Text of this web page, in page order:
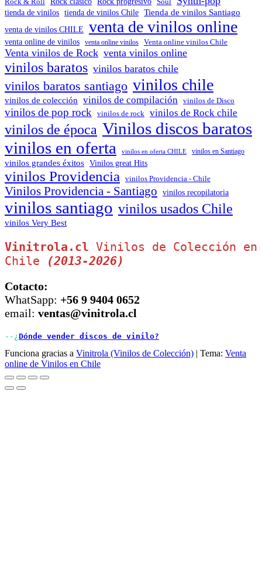
tienda de vinilos tienda de vinilos Chile Tienda de vinilos Santiago
venta de vinilos CHILE venta de vinilos online
venta online de vinilos venta online vinilos Venta online vinilos Chile
Venta vinilos de Rock venta vinilos online
vinilos baratos vinilos baratos chile
vinilos baratos santiago vinilos chile
vinilos de colección vinilos de compilación vinilos de Disco
vinilos de pop rock vinilos de rock vinilos de Rock chile
vinilos de época Vinilos discos baratos
vinilos en oferta
vinilos en oferta CHILE vinilos en Santiago
vinilos grandes éxitos Vinilos great Hits
vinilos Providencia vinilos Providencia - Chile
Vinilos Providencia - Santiago vinilos recopilatoria
vinilos santiago vinilos usados Chile
vinilos Very Best
Vinitrola.cl Vinilos de Colección en
Chile
(2013-2026)
Cotacto:
WhatSapp: +56 9 9404 0652
email: ventas@vinitrola.cl
--¿ Dónde vender discos de vinilo?
Funciona gracias a Vinitrola (Vinilos de Colección) | Tema: Venta
online de Vinilos en Chile